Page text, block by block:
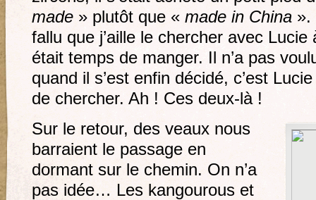
made » plutôt que « made in China ».
fallu que j’aille le chercher avec Lucie
était temps de manger. Il n’a pas
quand il s’est enfin décidé, c’est
de chercher. Ah ! Ces deux-là !
Sur le retour, des veaux nous
barraient le passage en
dormant sur le chemin. On n’a
pas idée… Les kangourous et